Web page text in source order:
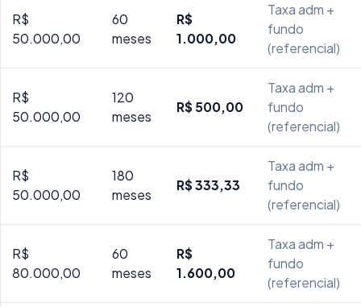
R$
50.000,00
60
meses
R$
1.000,00
Taxa adm +
fundo
(referencial)
R$
50.000,00
120
meses
R$ 500,00
Taxa adm +
fundo
(referencial)
R$
50.000,00
180
meses
R$ 333,33
Taxa adm +
fundo
(referencial)
R$
80.000,00
60
meses
R$
1.600,00
Taxa adm +
fundo
(referencial)